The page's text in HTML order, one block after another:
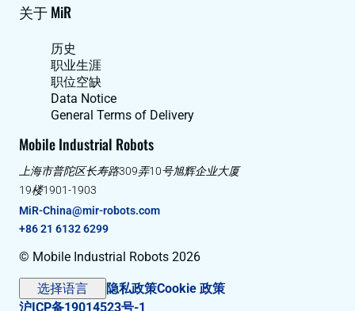
关于 MiR
历史
职业生涯
职位空缺
Data Notice
General Terms of Delivery
Mobile Industrial Robots
上海市普陀区长寿路309弄10号旭辉企业大厦
19楼1901-1903
MiR-China@mir-robots.com
+86 21 6132 6299
© Mobile Industrial Robots 2026
选择语言 隐私政策Cookie 政策
沪ICP备19014523号-1